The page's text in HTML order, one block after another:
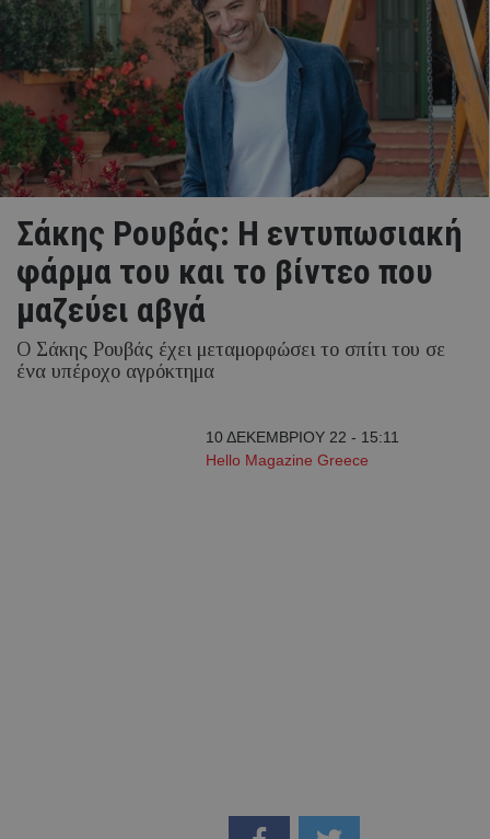
Σάκης Ρουβάς: Η εντυπωσιακή
φάρμα του και το βίντεο που
μαζεύει αβγά
Ο Σάκης Ρουβάς έχει μεταμορφώσει το σπίτι του σε
ένα υπέροχο αγρόκτημα
10 ΔΕΚΕΜΒΡΙΟΥ 22 - 15:11
Hello Magazine Greece